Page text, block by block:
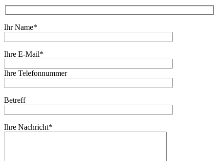
Ihr Name*
Ihre E-Mail*
Ihre Telefonnummer
Betreff
Ihre Nachricht*